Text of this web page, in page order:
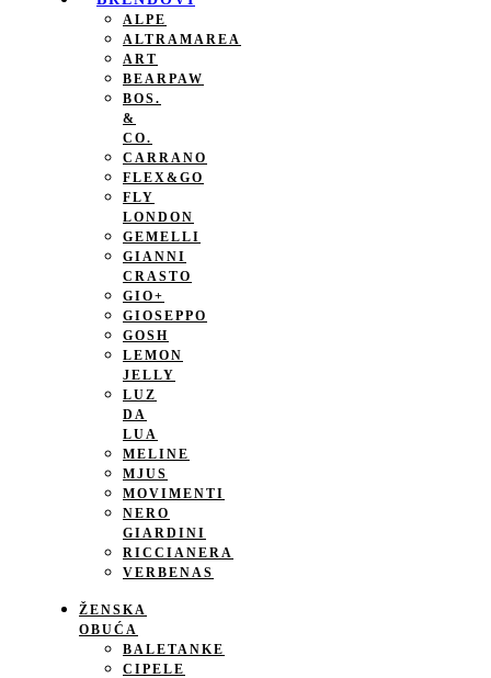
ALPE
ALTRAMAREA
ART
BEARPAW
BOS.
&
CO.
CARRANO
FLEX&GO
FLY
LONDON
GEMELLI
GIANNI
CRASTO
GIO+
GIOSEPPO
GOSH
LEMON
JELLY
LUZ
DA
LUA
MELINE
MJUS
MOVIMENTI
NERO
GIARDINI
RICCIANERA
VERBENAS
ŽENSKA
OBUĆA
BALETANKE
CIPELE